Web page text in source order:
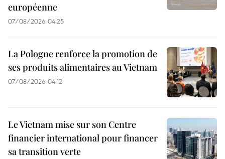
européenne
07/08/2026 04:25
La Pologne renforce la promotion de
ses produits alimentaires au Vietnam
07/08/2026 04:12
Le Vietnam mise sur son Centre
financier international pour financer
sa transition verte